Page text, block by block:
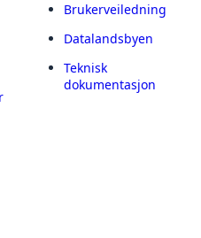
Brukerveiledning
Datalandsbyen
Teknisk
dokumentasjon